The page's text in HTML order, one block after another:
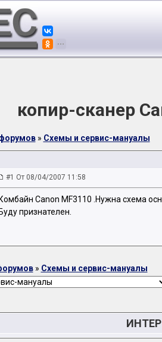
копир-сканер
» Схемы и сервис-мануалы
#1 От 08/04/2007 11:58
Комбайн Canon MF3110 .Нужна схема
Буду признателен.
» Схемы и сервис-мануалы